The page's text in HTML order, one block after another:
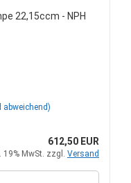
22,15ccm - NPH
abweichend)
612,50 EUR
19% MwSt. zzgl. Versand